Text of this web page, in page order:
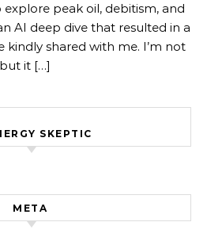
peak oil, debitism, and
AI deep dive that resulted in a
kindly shared with me. I’m not
it […]
SKEPTIC
META